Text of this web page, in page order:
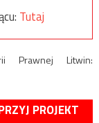
Tutaj
Prawnej Litwin:
PROJEKT